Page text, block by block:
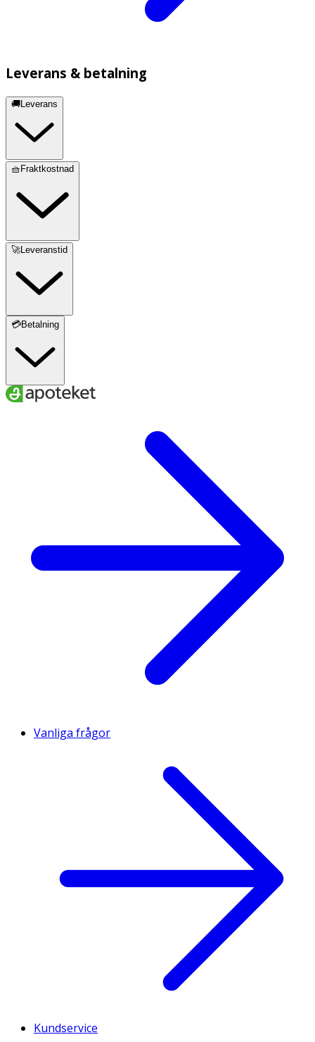
Leverans & betalning
🚚Leverans
🧺Fraktkostnad
🚀Leveranstid
💳Betalning
Vanliga frågor
Kundservice